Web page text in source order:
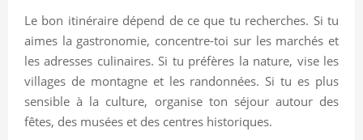
Le bon itinéraire dépend de ce que tu recherches. Si tu
aimes la gastronomie, concentre-toi sur les marchés et
les adresses culinaires. Si tu préfères la nature, vise les
villages de montagne et les randonnées. Si tu es plus
sensible à la culture, organise ton séjour autour des
fêtes, des musées et des centres historiques.